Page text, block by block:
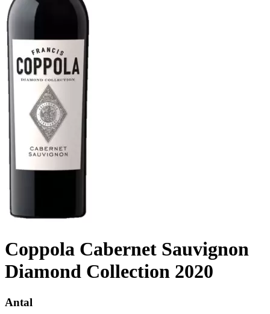
Coppola Cabernet Sauvignon
Diamond Collection 2020
Antal